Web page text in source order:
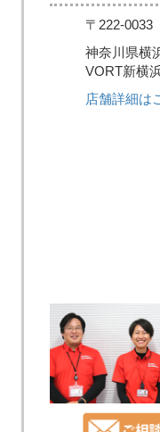
〒222-0033
神奈川県横
VORT新横
店舗詳細は